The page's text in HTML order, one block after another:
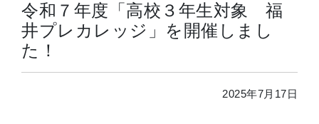
令和７年度「高校３年生対象 福
井プレカレッジ」を開催しまし
た！
2025年7月17日